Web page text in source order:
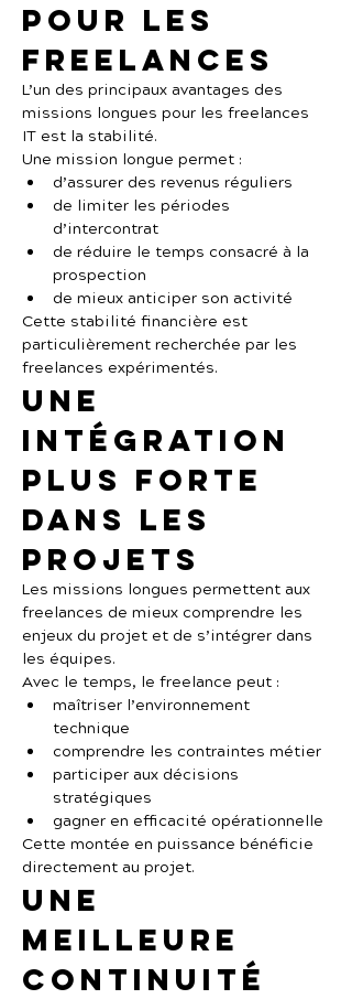
pour les
freelances
L’un des principaux avantages des
missions longues pour les freelances
IT est la stabilité.
Une mission longue permet :
d’assurer des revenus réguliers
de limiter les périodes
d’intercontrat
de réduire le temps consacré à la
prospection
de mieux anticiper son activité
Cette stabilité financière est
particulièrement recherchée par les
freelances expérimentés.
Une
intégration
plus forte
dans les
projets
Les missions longues permettent aux
freelances de mieux comprendre les
enjeux du projet et de s’intégrer dans
les équipes.
Avec le temps, le freelance peut :
maîtriser l’environnement
technique
comprendre les contraintes métier
participer aux décisions
stratégiques
gagner en efficacité opérationnelle
Cette montée en puissance bénéficie
directement au projet.
Une
meilleure
continuité